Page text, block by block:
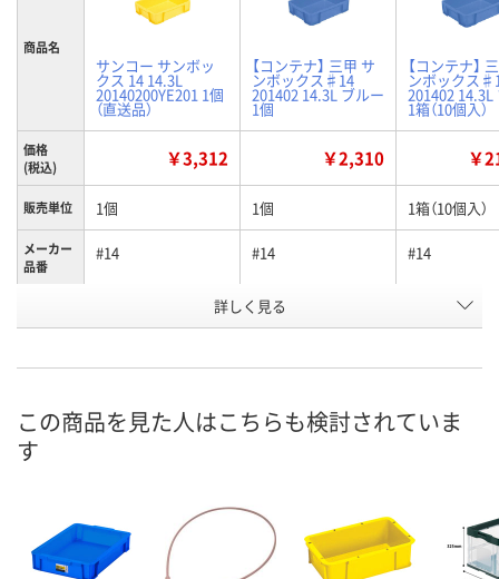
商品名
サンコー サンボッ
クス 14 14.3L
20140200YE201 1個
（直送品）
【コンテナ】 三甲 サ
ンボックス♯14
201402 14.3L ブルー
1個
【コンテナ】
ンボックス
201402 14.3L
1箱（10個入）
価格
(税込)
￥3,312 ￥2,310 ￥
販売単位 1個 1個 1箱（10個入）
メーカー
品番
#14 #14 #14
ブルー
号
数量 数量 数量
詳しく見る
この商品を見た人はこちらも検討されていま
す